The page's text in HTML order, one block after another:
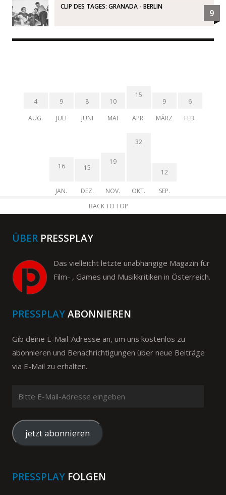
CLIP DES TAGES: GRANADA - BERLIN
9
4
AUG.
9
JULI
8
JUNI
10
MAI
15
APR.
9
MÄRZ
6
FEB.
16
JAN.
15
DEZ.
19
NOV.
32
OKT.
12
SEP.
BACK TO TOP
ÜBER PRESSPLAY
Das vielleicht letzte unabhängige Magazin für
Film- , Games und Musikkritiken in Österreich.
PRESSPLAYABONNIEREN
Gib deine E-Mail-Adresse an, um uns kostenlos zu
abonnieren und Benachrichtigungen über neue Beiträge
via E-Mail zu erhalten.
Mail-
Adresse
eingeben
jetzt abonnieren
PRESSPLAY FOLGEN